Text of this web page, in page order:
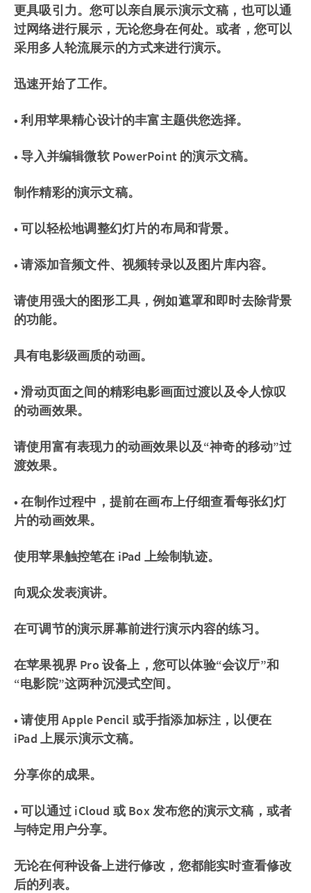
更具吸引力。您可以亲自展示演示文稿，也可以通
过网络进行展示，无论您身在何处。或者，您可以
采用多人轮流展示的方式来进行演示。
迅速开始了工作。
• 利用苹果精心设计的丰富主题供您选择。
• 导入并编辑微软 PowerPoint 的演示文稿。
制作精彩的演示文稿。
• 可以轻松地调整幻灯片的布局和背景。
• 请添加音频文件、视频转录以及图片库内容。
请使用强大的图形工具，例如遮罩和即时去除背景
的功能。
具有电影级画质的动画。
• 滑动页面之间的精彩电影画面过渡以及令人惊叹
的动画效果。
请使用富有表现力的动画效果以及“神奇的移动”过
渡效果。
• 在制作过程中，提前在画布上仔细查看每张幻灯
片的动画效果。
使用苹果触控笔在 iPad 上绘制轨迹。
向观众发表演讲。
在可调节的演示屏幕前进行演示内容的练习。
在苹果视界 Pro 设备上，您可以体验“会议厅”和
“电影院”这两种沉浸式空间。
• 请使用 Apple Pencil 或手指添加标注，以便在
iPad 上展示演示文稿。
分享你的成果。
• 可以通过 iCloud 或 Box 发布您的演示文稿，或者
与特定用户分享。
无论在何种设备上进行修改，您都能实时查看修改
后的列表。